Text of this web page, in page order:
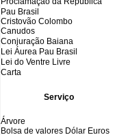
Pau Brasil
Cristovão Colombo
Canudos
Conjuração Baiana
Lei Áurea Pau Brasil
Lei do Ventre Livre
Carta
Serviço
Árvore
Bolsa de valores Dólar Euros